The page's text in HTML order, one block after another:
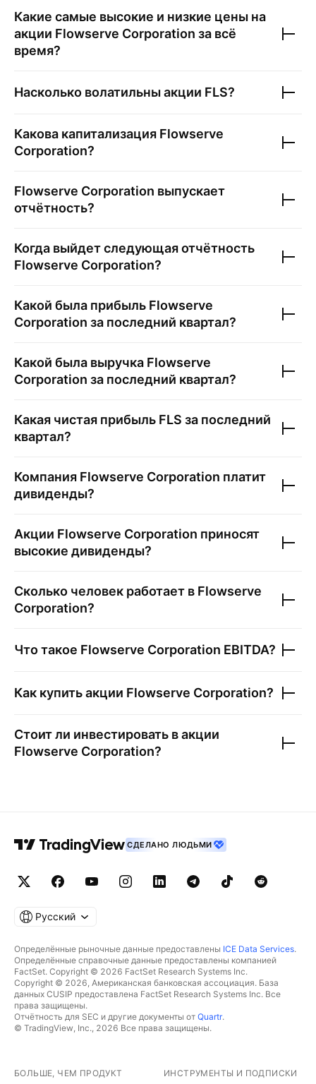
Какие самые высокие и низкие цены на
акции Flowserve Corporation за всё
время?
Насколько волатильны акции FLS?
Какова капитализация Flowserve
Corporation?
Flowserve Corporation выпускает
отчётность?
Когда выйдет следующая отчётность
Flowserve Corporation?
Какой была прибыль Flowserve
Corporation за последний квартал?
Какой была выручка Flowserve
Corporation за последний квартал?
Какая чистая прибыль FLS за последний
квартал?
Компания Flowserve Corporation платит
дивиденды?
Акции Flowserve Corporation приносят
высокие дивиденды?
Сколько человек работает в Flowserve
Corporation?
Что такое Flowserve Corporation EBITDA?
Как купить акции Flowserve Corporation?
Стоит ли инвестировать в акции
Flowserve Corporation?
СДЕЛАНО ЛЮДЬМИ
Русский
Определённые рыночные данные предоставлены ICE Data Services.
Определённые справочные данные предоставлены компанией
FactSet. Copyright © 2026 FactSet Research Systems Inc.
Copyright © 2026, Американская банковская ассоциация. База
данных CUSIP предоставлена FactSet Research Systems Inc. Все
права защищены.
Отчётность для SEC и другие документы от Quartr.
© TradingView, Inc., 2026 Все права защищены.
БОЛЬШЕ, ЧЕМ ПРОДУКТ ИНСТРУМЕНТЫ И ПОДПИСКИ